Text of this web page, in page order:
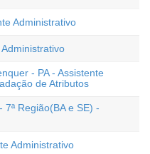
Administrativo
- PA - Assistente
de Atributos
Região(BA e SE) -
Administrativo